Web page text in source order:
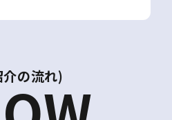
の流れ)